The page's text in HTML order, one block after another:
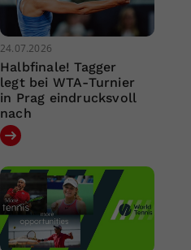
24.07.2026
Halbfinale! Tagger
legt bei WTA-Turnier
in Prag eindrucksvoll
nach